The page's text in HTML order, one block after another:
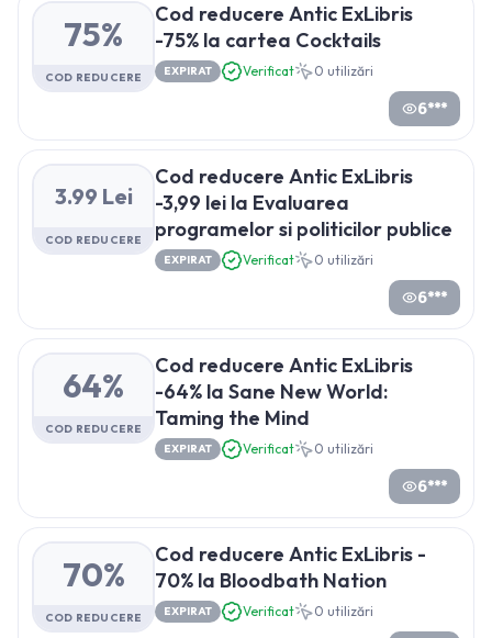
75%
COD REDUCERE
Cod reducere Antic ExLibris
-75% la cartea Cocktails
EXPIRAT Verificat 0 utilizări
6***
3.99 Lei
COD REDUCERE
Cod reducere Antic ExLibris
-3,99 lei la Evaluarea
programelor si politicilor publice
EXPIRAT Verificat 0 utilizări
6***
64%
COD REDUCERE
Cod reducere Antic ExLibris
-64% la Sane New World:
Taming the Mind
EXPIRAT Verificat 0 utilizări
6***
70%
COD REDUCERE
Cod reducere Antic ExLibris -
70% la Bloodbath Nation
EXPIRAT Verificat 0 utilizări